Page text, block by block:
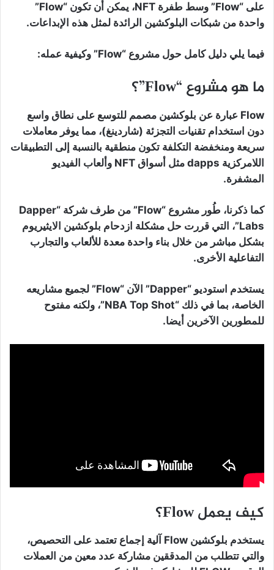
على “Flow” وسط طفرة NFT، يمكن أن تكون “Flow”
واحدة من شبكات البلوكشين الرائدة لمثل هذه الإبداعات.
فيما يلي دليل كامل حول مشروع “Flow” وكيفية عمله:
ما هو مشروع “Flow”؟
Flow عبارة عن بلوكشين مصمم للتوسع على نطاق واسع
دون استخدام تقنيات التجزئة (شاردينغ)، مما يوفر معاملات
سريعة ومنخفضة التكلفة تكون منطقية بالنسبة إلى التطبيقات
اللامركزية dapps مثل أسواق NFT وألعاب الفيديو
المشفرة.
كما ذكرنا، طُور مشروع “Flow” من طرف شركة “Dapper
Labs”، التي قررت حل مشكلة ازدحام بلوكشين الايثيريوم
بشكل مباشر من خلال بناء واحدة معدة للألعاب والتجارب
التفاعلية الأخرى.
يستخدم استوديو “Dapper” الآن “Flow” لجميع مشاريعه
الخاصة، بما في ذلك “NBA Top Shot”، ولكنه مفتوح
للمطورين الآخرين أيضا.
كيف يعمل Flow؟
يستخدم بلوكشين Flow آلية إجماع تعتمد على التحصيص،
والتي تتطلب من المدققين مشاركة عدد معين من العملات